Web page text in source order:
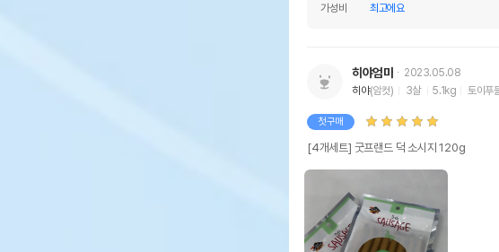
가성비 최고에요
히야엄마
2023.05.08
히야(암컷) 3살 5.1kg 토이푸
첫구매
[4개세트] 굿프랜드 덕 소시지 120g